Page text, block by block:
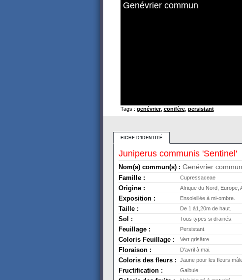
Genévrier commun
Tags : genévrier, conifère, persistant
FICHE D'IDENTITÉ
Juniperus communis 'Sentinel'
Nom(s) commun(s) : Genévrier commun
Famille : Cupressaceae
Origine : Afrique du Nord, Europe,
Exposition : Ensoleillée à mi-ombre.
Taille : De 1 à1,20m de haut.
Sol : Tous types si drainés.
Feuillage : Persistant.
Coloris Feuillage : Vert grisâtre.
Floraison : D'avril à mai.
Coloris des fleurs : Jaune pour les fleurs
Fructification : Galbule.